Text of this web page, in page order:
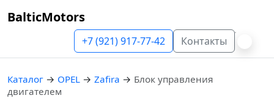
BalticMotors
+7 (921) 917-77-42 Контакты
Каталог → OPEL → Zafira → Блок управления
двигателем